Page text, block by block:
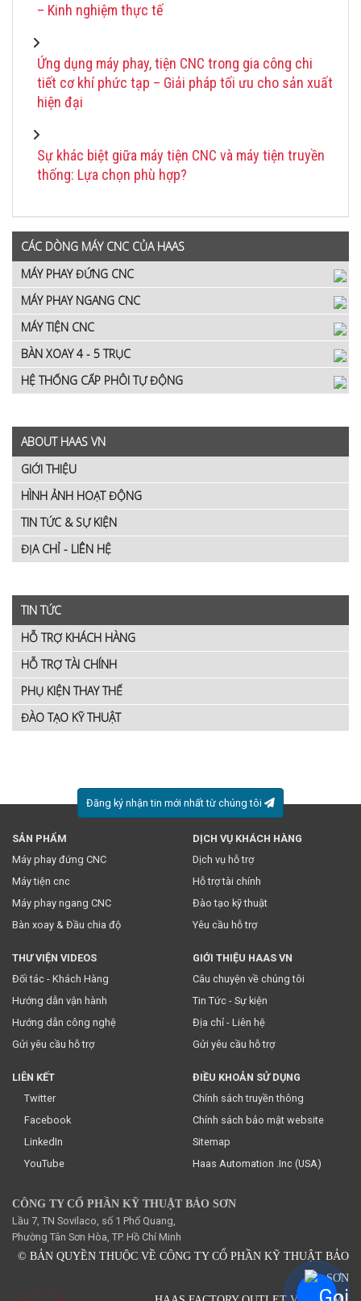
– Kinh nghiệm thực tế
Ứng dụng máy phay, tiện CNC trong gia công chi
tiết cơ khí phức tạp – Giải pháp tối ưu cho sản xuất
hiện đại
Sự khác biệt giữa máy tiện CNC và máy tiện truyền
thống: Lựa chọn phù hợp?
CÁC DÒNG MÁY CNC CỦA HAAS
MÁY PHAY ĐỨNG CNC
MÁY PHAY NGANG CNC
MÁY TIỆN CNC
BÀN XOAY 4 - 5 TRỤC
HỆ THỐNG CẤP PHÔI TỰ ĐỘNG
ABOUT HAAS VN
GIỚI THIỆU
HÌNH ẢNH HOẠT ĐỘNG
TIN TỨC & SỰ KIỆN
ĐỊA CHỈ - LIÊN HỆ
TIN TỨC
HỖ TRỢ KHÁCH HÀNG
HỖ TRỢ TÀI CHÍNH
PHỤ KIỆN THAY THẾ
ĐÀO TẠO KỸ THUẬT
Đăng ký nhận tin mới nhất từ chúng tôi
* Việc này đồng nghĩa với việc bạn chấp nhậnchính sách
của chúng tôi.
SẢN PHẨM
Máy phay đứng CNC
Máy tiện cnc
Máy phay ngang CNC
Bàn xoay & Đầu chia độ
DỊCH VỤ KHÁCH HÀNG
Dịch vụ hỗ trợ
Hỗ trợ tài chính
Đào tạo kỹ thuật
Yêu cầu hỗ trợ
THƯ VIỆN VIDEOS
Đối tác - Khách Hàng
Hướng dẫn vận hành
Hướng dẫn công nghệ
Gửi yêu cầu hỗ trợ
GIỚI THIỆU HAAS VN
Câu chuyện về chúng tôi
Tin Tức - Sự kiện
Địa chỉ - Liên hệ
Gửi yêu cầu hỗ trợ
LIÊN KẾT
Twitter
Facebook
LinkedIn
YouTube
ĐIỀU KHOẢN SỬ DỤNG
Chính sách truyền thông
Chính sách bảo mật website
Sitemap
Haas Automation .Inc (USA)
CÔNG TY CỔ PHẦN KỸ THUẬT BẢO SƠN
Lầu 7, TN Sovilaco, số 1 Phổ Quang,
Phường Tân Sơn Hòa, TP. Hồ Chí Minh
© BẢN QUYỀN THUỘC VỀ CÔNG TY CỔ PHẦN KỸ THUẬT BẢO
SƠN